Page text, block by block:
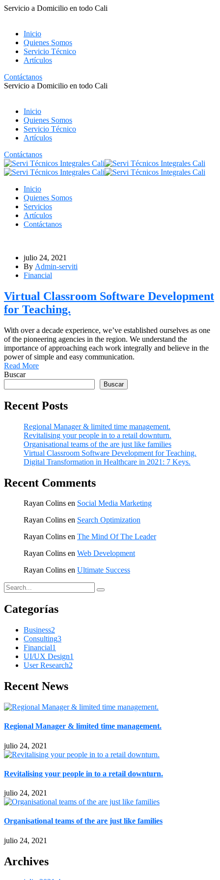
Servicio a Domicilio en todo Cali
Inicio
Quienes Somos
Servicio Técnico
Artículos
Contáctanos
Servicio a Domicilio en todo Cali
Inicio
Quienes Somos
Servicio Técnico
Artículos
Contáctanos
Inicio
Quienes Somos
Servicios
Artículos
Contáctanos
julio 24, 2021
By Admin-serviti
Financial
Virtual Classroom Software Development
for Teaching.
With over a decade experience, we’ve established ourselves as one
of the pioneering agencies in the region. We understand the
importance of approaching each work integrally and believe in the
power of simple and easy communication.
Read More
Buscar
Buscar
Recent Posts
Regional Manager & limited time management.
Revitalising your people in to a retail downturn.
Organisational teams of the are just like families
Virtual Classroom Software Development for Teaching.
Digital Transformation in Healthcare in 2021: 7 Keys.
Recent Comments
Rayan Colins en Social Media Marketing
Rayan Colins en Search Optimization
Rayan Colins en The Mind Of The Leader
Rayan Colins en Web Development
Rayan Colins en Ultimate Success
Categorías
Business2
Consulting3
Financial1
UI/UX Design1
User Research2
Recent News
Regional Manager & limited time management.
julio 24, 2021
Revitalising your people in to a retail downturn.
julio 24, 2021
Organisational teams of the are just like families
julio 24, 2021
Archives